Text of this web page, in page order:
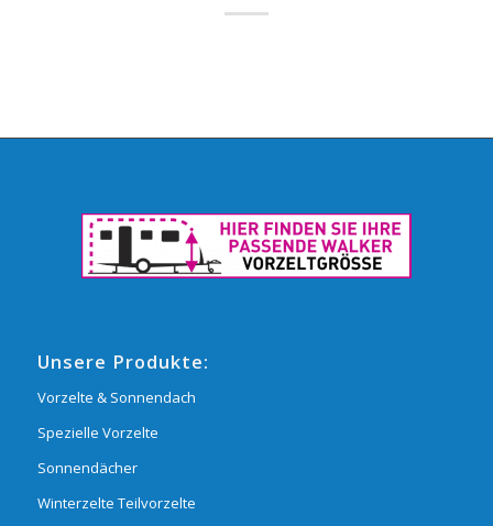
Unsere Produkte:
Vorzelte & Sonnendach
Spezielle Vorzelte
Sonnendächer
Winterzelte Teilvorzelte